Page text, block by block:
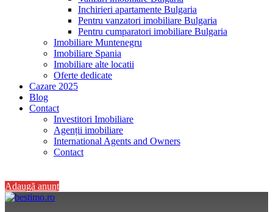
Inchirieri apartamente Bulgaria
Pentru vanzatori imobiliare Bulgaria
Pentru cumparatori imobiliare Bulgaria
Imobiliare Muntenegru
Imobiliare Spania
Imobiliare alte locatii
Oferte dedicate
Cazare 2025
Blog
Contact
Investitori Imobiliare
Agenții imobiliare
International Agents and Owners
Contact
Adaugă anunț